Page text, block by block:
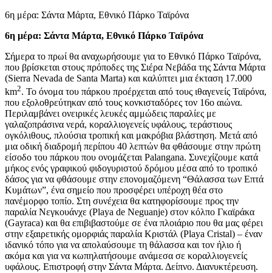
6η μέρα: Σάντα Μάρτα, Εθνικό Πάρκο Ταϊρόνα
6η μέρα: Σάντα Μάρτα, Εθνικό Πάρκο Ταϊρόνα
Σήμερα το πρωί θα αναχωρήσουμε για το Εθνικό Πάρκο Ταϊρόνα,
που βρίσκεται στους πρόποδες της Σιέρα Νεβάδα της Σάντα Μάρτα
(Sierra Nevada de Santa Marta) και καλύπτει μια έκταση 17.000
km2. Το όνομα του πάρκου προέρχεται από τους ιθαγενείς Ταϊρόνα,
που εξολοθρεύτηκαν από τους κονκισταδόρες τον 16ο αιώνα.
Περιλαμβάνει ονειρικές λευκές αμμώδεις παραλίες με
γαλαζοπράσινα νερά, κοραλλιογενείς υφάλους, τεράστιους
ογκόλιθους, πλούσια τροπική και μακρόβια βλάστηση. Μετά από
μια οδική διαδρομή περίπου 40 λεπτών θα φθάσουμε στην πρώτη
είσοδο του πάρκου που ονομάζεται Palangana. Συνεχίζουμε κατά
μήκος ενός γραφικού φιδογυριστού δρόμου μέσα από το τροπικό
δάσος για να φθάσουμε στην επονομαζόμενη “Θάλασσα των Επτά
Κυμάτων”, ένα σημείο που προσφέρει υπέροχη θέα στο
πανέμορφο τοπίο. Στη συνέχεια θα κατηφορίσουμε προς την
παραλία Νεγκουάνχε (Playa de Neguanje) στον κόλπο Γκαϊράκα
(Gayraca) και θα επιβιβαστούμε σε ένα πλοιάριο που θα μας φέρει
στην εξαιρετικής ομορφιάς παραλία Κριστάλ (Playa Cristal) – έναν
ιδανικό τόπο για να απολαύσουμε τη θάλασσα και τον ήλιο ή
ακόμα και για να κωπηλατήσουμε ανάμεσα σε κοραλλιογενείς
υφάλους. Επιστροφή στην Σάντα Μάρτα. Δείπνο. Διανυκτέρευση.